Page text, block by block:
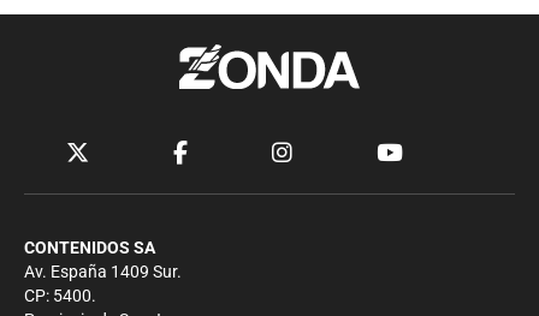
CONTENIDOS SA
Av. España 1409 Sur.
CP: 5400.